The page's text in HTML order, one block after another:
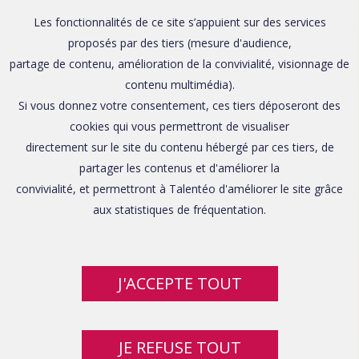
Les fonctionnalités de ce site s’appuient sur des services
proposés par des tiers (mesure d'audience,
partage de contenu, amélioration de la convivialité, visionnage de
contenu multimédia).
Si vous donnez votre consentement, ces tiers déposeront des
cookies qui vous permettront de visualiser
directement sur le site du contenu hébergé par ces tiers, de
partager les contenus et d'améliorer la
convivialité, et permettront à Talentéo d'améliorer le site grâce
aux statistiques de fréquentation.
J'ACCEPTE TOUT
JE REFUSE TOUT